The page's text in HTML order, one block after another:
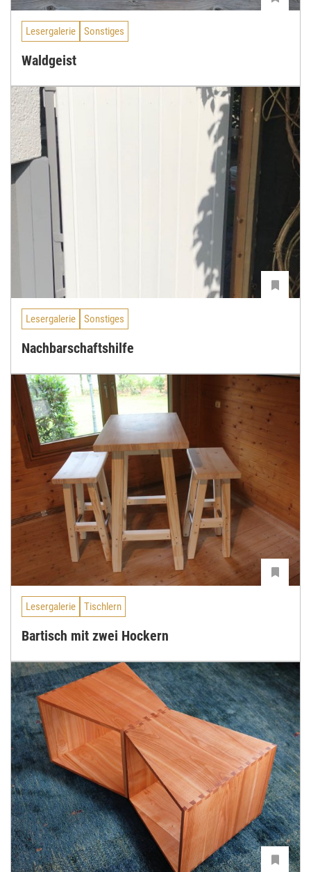
Lesergalerie Sonstiges
Waldgeist
Lesergalerie Sonstiges
Nachbarschaftshilfe
Lesergalerie Tischlern
Bartisch mit zwei Hockern